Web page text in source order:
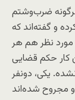
ضرب‌وشتم
و گفته‌اند که
مورد نظر هم هر
کار حکم قضایی
یکی، دونفر